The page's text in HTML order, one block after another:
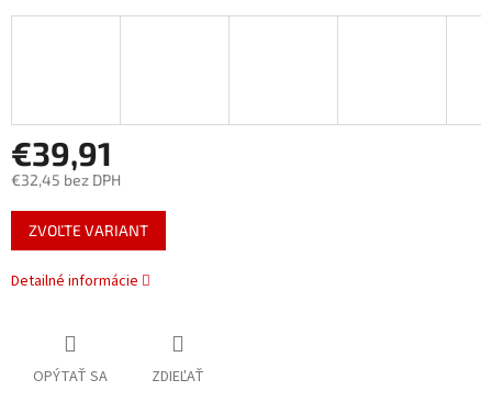
€39,91
€32,45 bez DPH
Jednotková
cena:
ZVOĽTE VARIANT
Detailné informácie
OPÝTAŤ SA ZDIEĽAŤ